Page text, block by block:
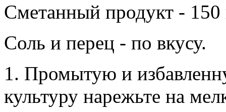
Сметанный продукт - 150
Соль и перец - по вкусу.
1. Промытую и
культуру нарежьте на